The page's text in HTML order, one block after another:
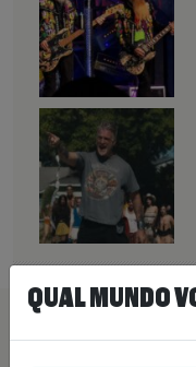
PEÇA SUA
QUAL MUNDO